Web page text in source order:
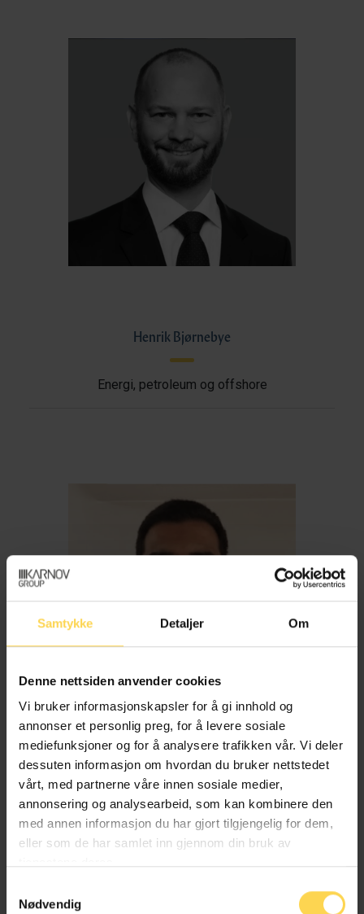
Samtykke Detaljer Om
Denne nettsiden anvender cookies
Vi bruker informasjonskapsler for å gi innhold og
annonser et personlig preg, for å levere sosiale
mediefunksjoner og for å analysere trafikken vår. Vi deler
dessuten informasjon om hvordan du bruker nettstedet
vårt, med partnerne våre innen sosiale medier,
annonsering og analysearbeid, som kan kombinere den
med annen informasjon du har gjort tilgjengelig for dem,
eller som de har samlet inn gjennom din bruk av
Nødvendig
Henrik Bjørnebye
Energi, petroleum og offshore
Imran Haider
Trygderett og pensjonsrett